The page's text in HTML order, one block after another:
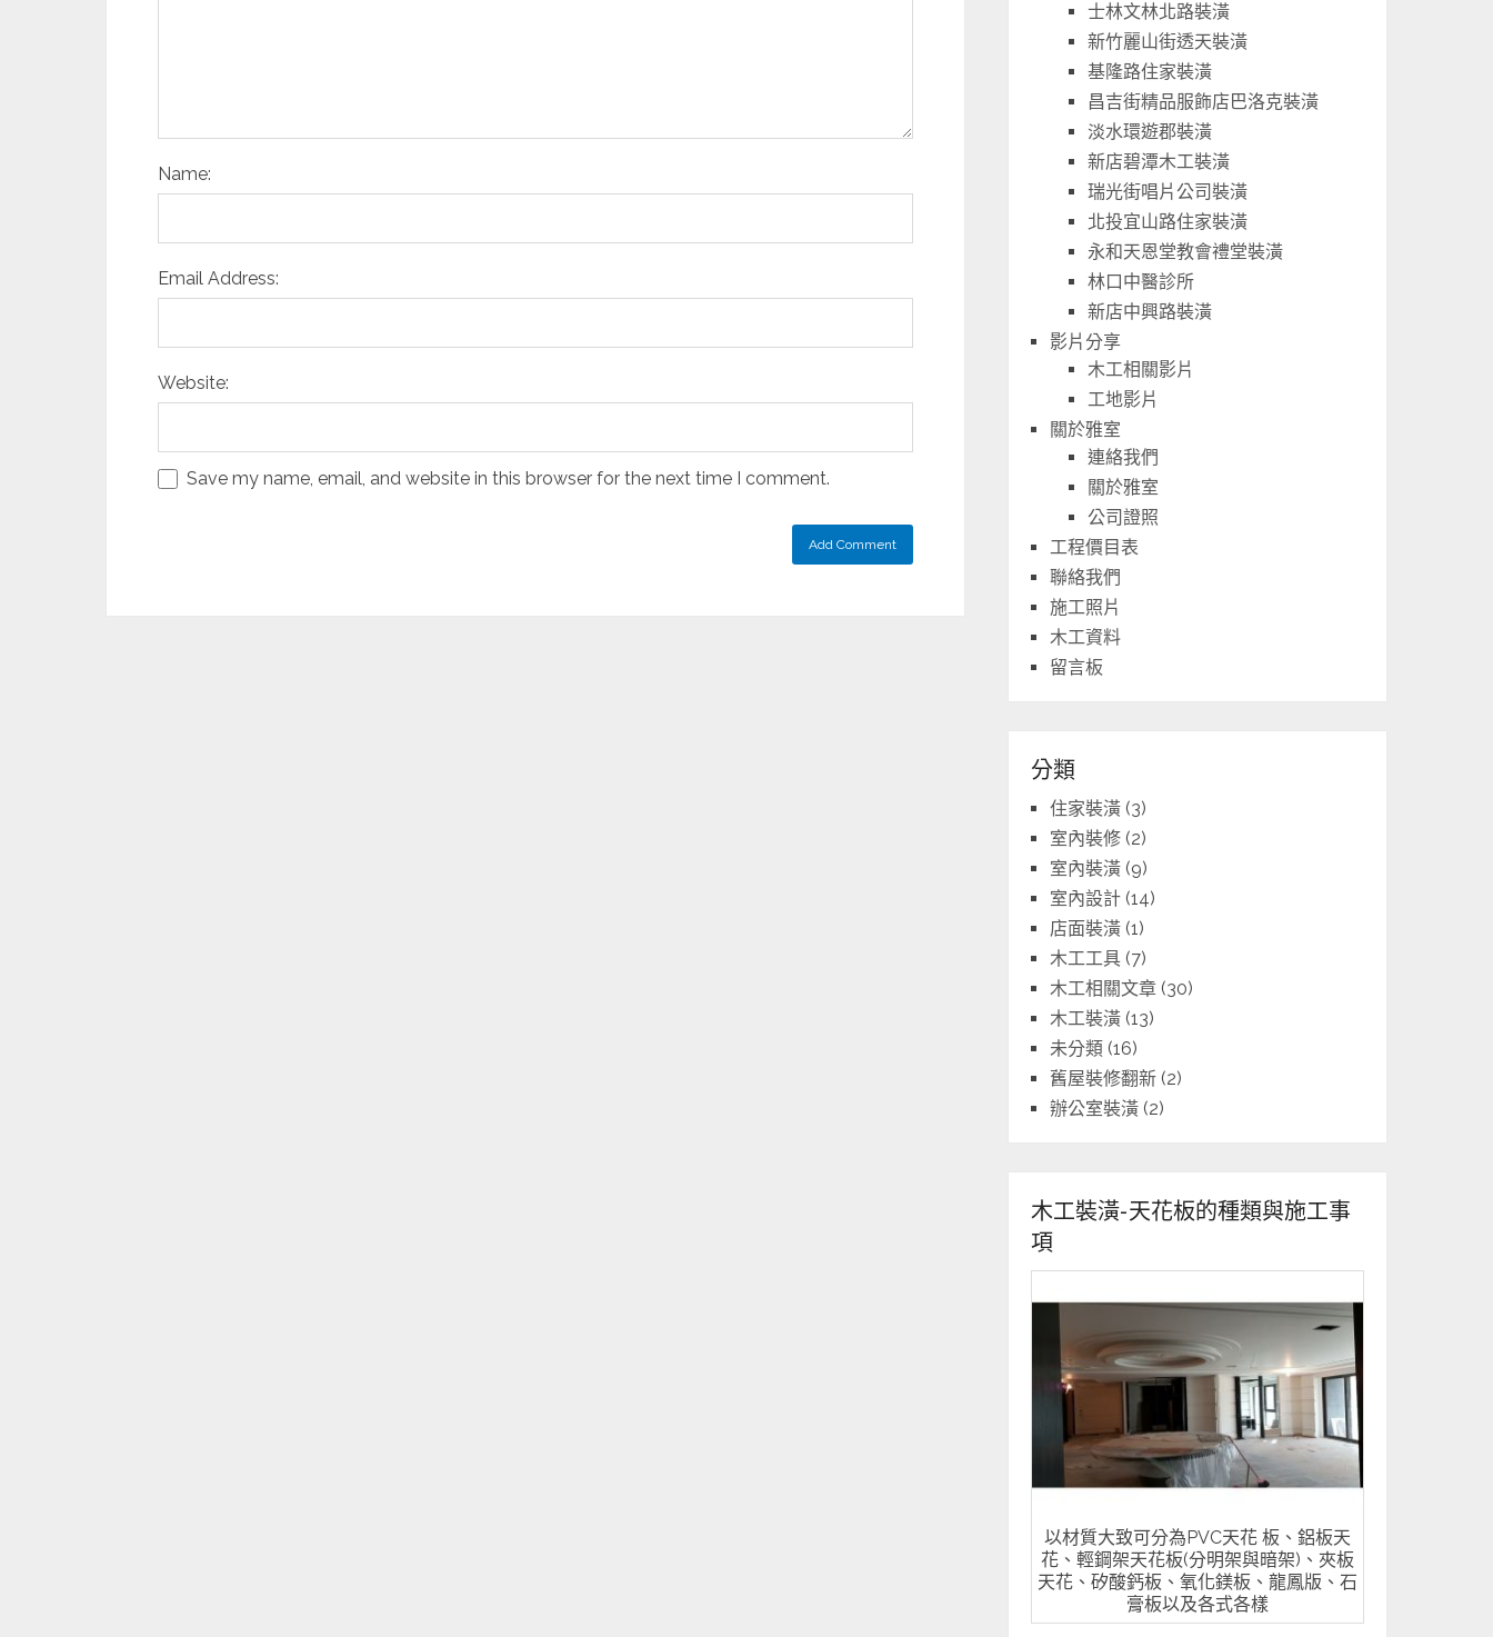
Name:
Email Address:
Website:
Save my name, email, and website in this browser for the next time I comment.
士林文林北路裝潢
新竹麗山街透天裝潢
基隆路住家裝潢
昌吉街精品服飾店巴洛克裝潢
淡水環遊郡裝潢
新店碧潭木工裝潢
瑞光街唱片公司裝潢
北投宜山路住家裝潢
永和天恩堂教會禮堂裝潢
林口中醫診所
新店中興路裝潢
影片分享
木工相關影片
工地影片
關於雅室
連絡我們
關於雅室
公司證照
工程價目表
聯絡我們
施工照片
木工資料
留言板
分類
住家裝潢 (3)
室內裝修 (2)
室內裝潢 (9)
室內設計 (14)
店面裝潢 (1)
木工工具 (7)
木工相關文章 (30)
木工裝潢 (13)
未分類 (16)
舊屋裝修翻新 (2)
辦公室裝潢 (2)
木工裝潢-天花板的種類與施工事
項
以材質大致可分為PVC天花 板、鋁板天
花、輕鋼架天花板(分明架與暗架)、夾板
天花、矽酸鈣板、氧化鎂板、龍鳳版、石
膏板以及各式各樣